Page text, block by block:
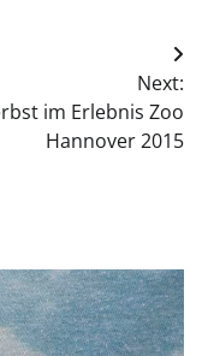
Next:
im Erlebnis Zoo
Hannover 2015